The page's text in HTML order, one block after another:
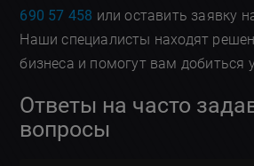
690 57 458 или оставить заявку
Наши специалисты находят
бизнеса и помогут вам добиться
Ответы на часто
вопросы